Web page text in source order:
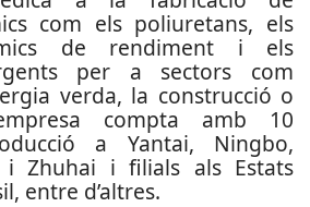
com els poliuretans, els
de rendiment i els
per a sectors com
verda, la construcció o
compta amb 10
a Yantai, Ningbo,
i Zhuhai i filials als Estats
entre d’altres.